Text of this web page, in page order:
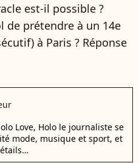
est-il possible ?
de prétendre à un 14e
à Paris ? Réponse
Love, Holo le journaliste se
mode, musique et sport, et